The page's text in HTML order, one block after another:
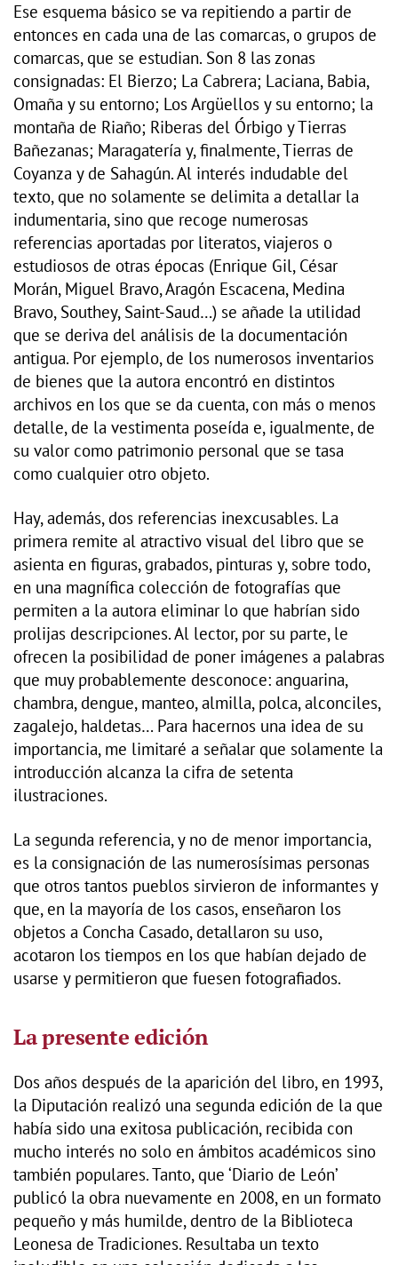
Ese esquema básico se va repitiendo a partir de
entonces en cada una de las comarcas, o grupos de
comarcas, que se estudian. Son 8 las zonas
consignadas: El Bierzo; La Cabrera; Laciana, Babia,
Omaña y su entorno; Los Argüellos y su entorno; la
montaña de Riaño; Riberas del Órbigo y Tierras
Bañezanas; Maragatería y, finalmente, Tierras de
Coyanza y de Sahagún. Al interés indudable del
texto, que no solamente se delimita a detallar la
indumentaria, sino que recoge numerosas
referencias aportadas por literatos, viajeros o
estudiosos de otras épocas (Enrique Gil, César
Morán, Miguel Bravo, Aragón Escacena, Medina
Bravo, Southey, Saint-Saud…) se añade la utilidad
que se deriva del análisis de la documentación
antigua. Por ejemplo, de los numerosos inventarios
de bienes que la autora encontró en distintos
archivos en los que se da cuenta, con más o menos
detalle, de la vestimenta poseída e, igualmente, de
su valor como patrimonio personal que se tasa
como cualquier otro objeto.
Hay, además, dos referencias inexcusables. La
primera remite al atractivo visual del libro que se
asienta en figuras, grabados, pinturas y, sobre todo,
en una magnífica colección de fotografías que
permiten a la autora eliminar lo que habrían sido
prolijas descripciones. Al lector, por su parte, le
ofrecen la posibilidad de poner imágenes a palabras
que muy probablemente desconoce: anguarina,
chambra, dengue, manteo, almilla, polca, alconciles,
zagalejo, haldetas… Para hacernos una idea de su
importancia, me limitaré a señalar que solamente la
introducción alcanza la cifra de setenta
ilustraciones.
La segunda referencia, y no de menor importancia,
es la consignación de las numerosísimas personas
que otros tantos pueblos sirvieron de informantes y
que, en la mayoría de los casos, enseñaron los
objetos a Concha Casado, detallaron su uso,
acotaron los tiempos en los que habían dejado de
usarse y permitieron que fuesen fotografiados.
La presente edición
Dos años después de la aparición del libro, en 1993,
la Diputación realizó una segunda edición de la que
había sido una exitosa publicación, recibida con
mucho interés no solo en ámbitos académicos sino
también populares. Tanto, que ‘Diario de León’
publicó la obra nuevamente en 2008, en un formato
pequeño y más humilde, dentro de la Biblioteca
Leonesa de Tradiciones. Resultaba un texto